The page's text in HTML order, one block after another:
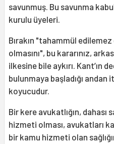
savunmuş. Bu savunma
kurulu üyeleri.
Bırakın "tahammül
olmasını", bu kararınız,
ilkesine bile aykırı. Kant’ın
bulunmaya başladığı
koyucudur.
Bir kere avukatlığın, dahası
hizmeti olması, avukatları
bir kamu hizmeti olan